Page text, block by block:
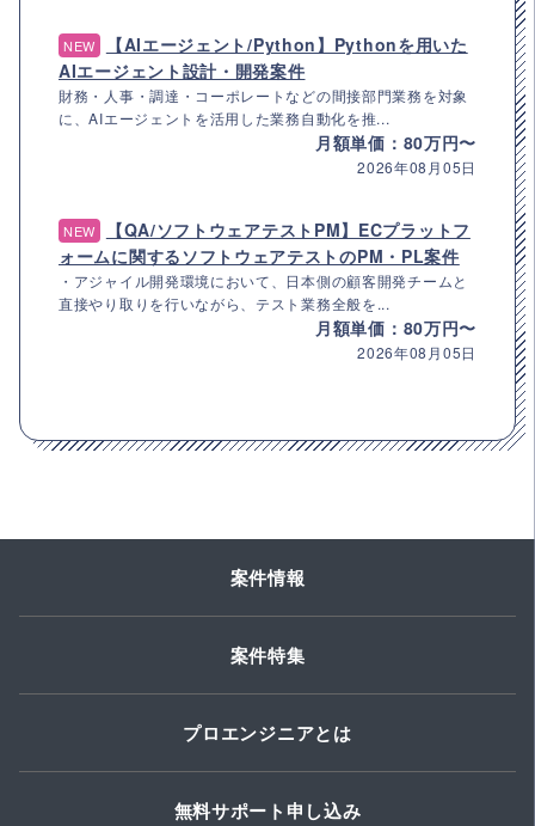
NEW
【AIエージェント/Python】Pythonを用いた
AIエージェント設計・開発案件
財務・人事・調達・コーポレートなどの間接部門業務を対象
に、AIエージェントを活用した業務自動化を推...
月額単価：80万円〜
2026年08月05日
NEW
【QA/ソフトウェアテストPM】ECプラットフ
ォームに関するソフトウェアテストのPM・PL案件
・アジャイル開発環境において、日本側の顧客開発チームと
直接やり取りを行いながら、テスト業務全般を...
月額単価：80万円〜
2026年08月05日
案件情報
案件特集
プロエンジニアとは
無料サポート申し込み